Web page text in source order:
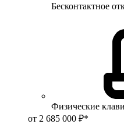
Бесконтактное
Физические
от 2 685 000 ₽*